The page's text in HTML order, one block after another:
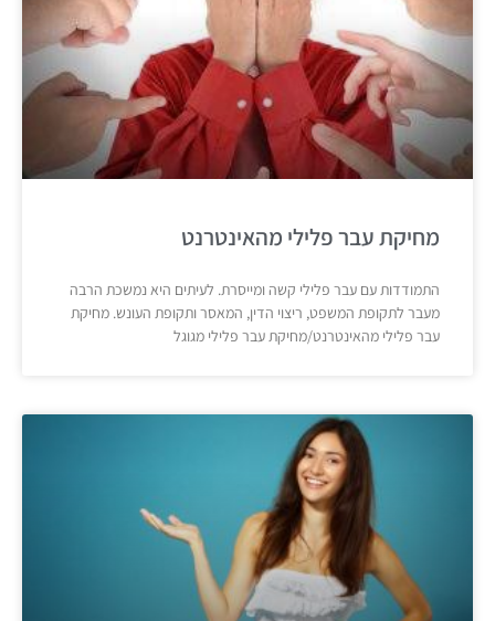
מחיקת עבר פלילי מהאינטרנט
התמודדות עם עבר פלילי קשה ומייסרת. לעיתים היא נמשכת הרבה
מעבר לתקופת המשפט, ריצוי הדין, המאסר ותקופת העונש. מחיקת
עבר פלילי מהאינטרנט/מחיקת עבר פלילי מגוגל